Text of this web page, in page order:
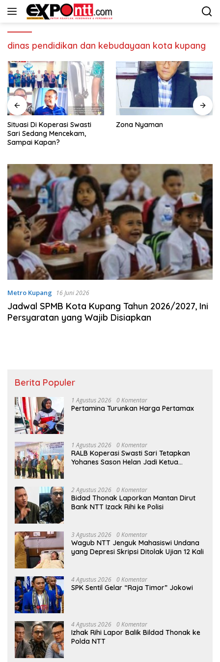
Langsung
dinas pendidikan dan kebudayaan kota kupang
Zona Nyaman
Warga Airnona Akui
Metro Kupang 16 Juni 2026
Jadwal SPMB Kota Kupang Tahun 2026/2027, Ini
Persyaratan yang Wajib Disiapkan
Berita Populer
1 Agustus 2026 0 Komentar
Pertamina Turunkan Harga Pertamax
1 Agustus 2026 0 Komentar
RALB Koperasi Swasti Sari Tetapkan
Yohanes Sason Helan Jadi Ketua
2 Agustus 2026 0 Komentar
Bidad Thonak Laporkan Mantan Dirut
Bank NTT Izack Rihi ke Polisi
3 Agustus 2026 0 Komentar
Wagub NTT Jenguk Mahasiswi Undana
yang Depresi Skripsi Ditolak Ujian 12 Kali
4 Agustus 2026 0 Komentar
SPK Sentil Gelar “Raja Timor” Jokowi
4 Agustus 2026 0 Komentar
Izhak Rihi Lapor Balik Bildad Thonak ke
Polda NTT